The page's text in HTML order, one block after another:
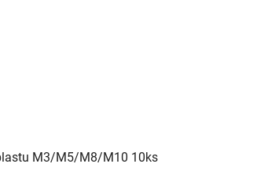
M3/M5/M8/M10 10ks